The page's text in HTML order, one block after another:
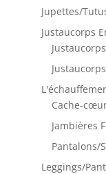
Jupettes/
Justaucorps
Cache-
Jambières
Pantalons/
Leggings/